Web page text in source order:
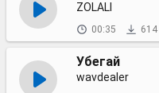
ZOLALI
00:35 614
Убегай
wavdealer